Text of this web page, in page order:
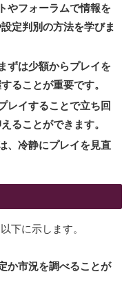
やフォーラムで情報を
定判別の方法を学びま
ずは少額からプレイを
ることが重要です。
レイすることで立ち回
ることができます。
、冷静にプレイを見直
下に示します。
か市況を調べることが